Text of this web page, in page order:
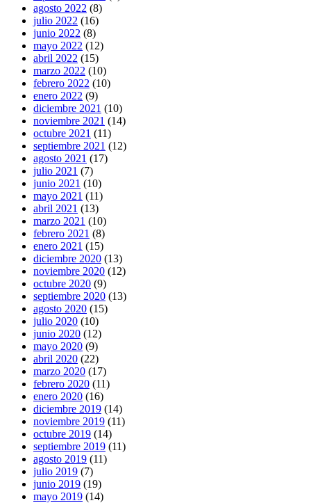
agosto 2022 (8)
julio 2022 (16)
junio 2022 (8)
mayo 2022 (12)
abril 2022 (15)
marzo 2022 (10)
febrero 2022 (10)
enero 2022 (9)
diciembre 2021 (10)
noviembre 2021 (14)
octubre 2021 (11)
septiembre 2021 (12)
agosto 2021 (17)
julio 2021 (7)
junio 2021 (10)
mayo 2021 (11)
abril 2021 (13)
marzo 2021 (10)
febrero 2021 (8)
enero 2021 (15)
diciembre 2020 (13)
noviembre 2020 (12)
octubre 2020 (9)
septiembre 2020 (13)
agosto 2020 (15)
julio 2020 (10)
junio 2020 (12)
mayo 2020 (9)
abril 2020 (22)
marzo 2020 (17)
febrero 2020 (11)
enero 2020 (16)
diciembre 2019 (14)
noviembre 2019 (11)
octubre 2019 (14)
septiembre 2019 (11)
agosto 2019 (11)
julio 2019 (7)
junio 2019 (19)
mayo 2019 (14)